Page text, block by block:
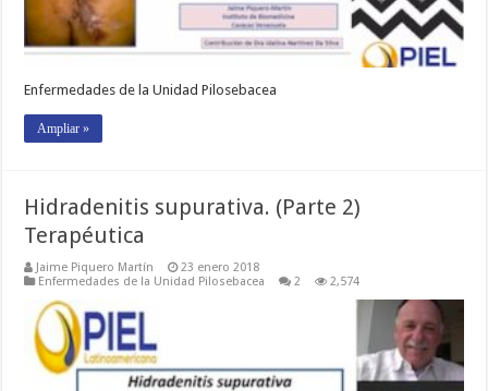
Enfermedades de la Unidad Pilosebacea
Ampliar »
Hidradenitis supurativa. (Parte 2)
Terapéutica
Jaime Piquero Martín
23 enero 2018
Enfermedades de la Unidad Pilosebacea
2 2,574